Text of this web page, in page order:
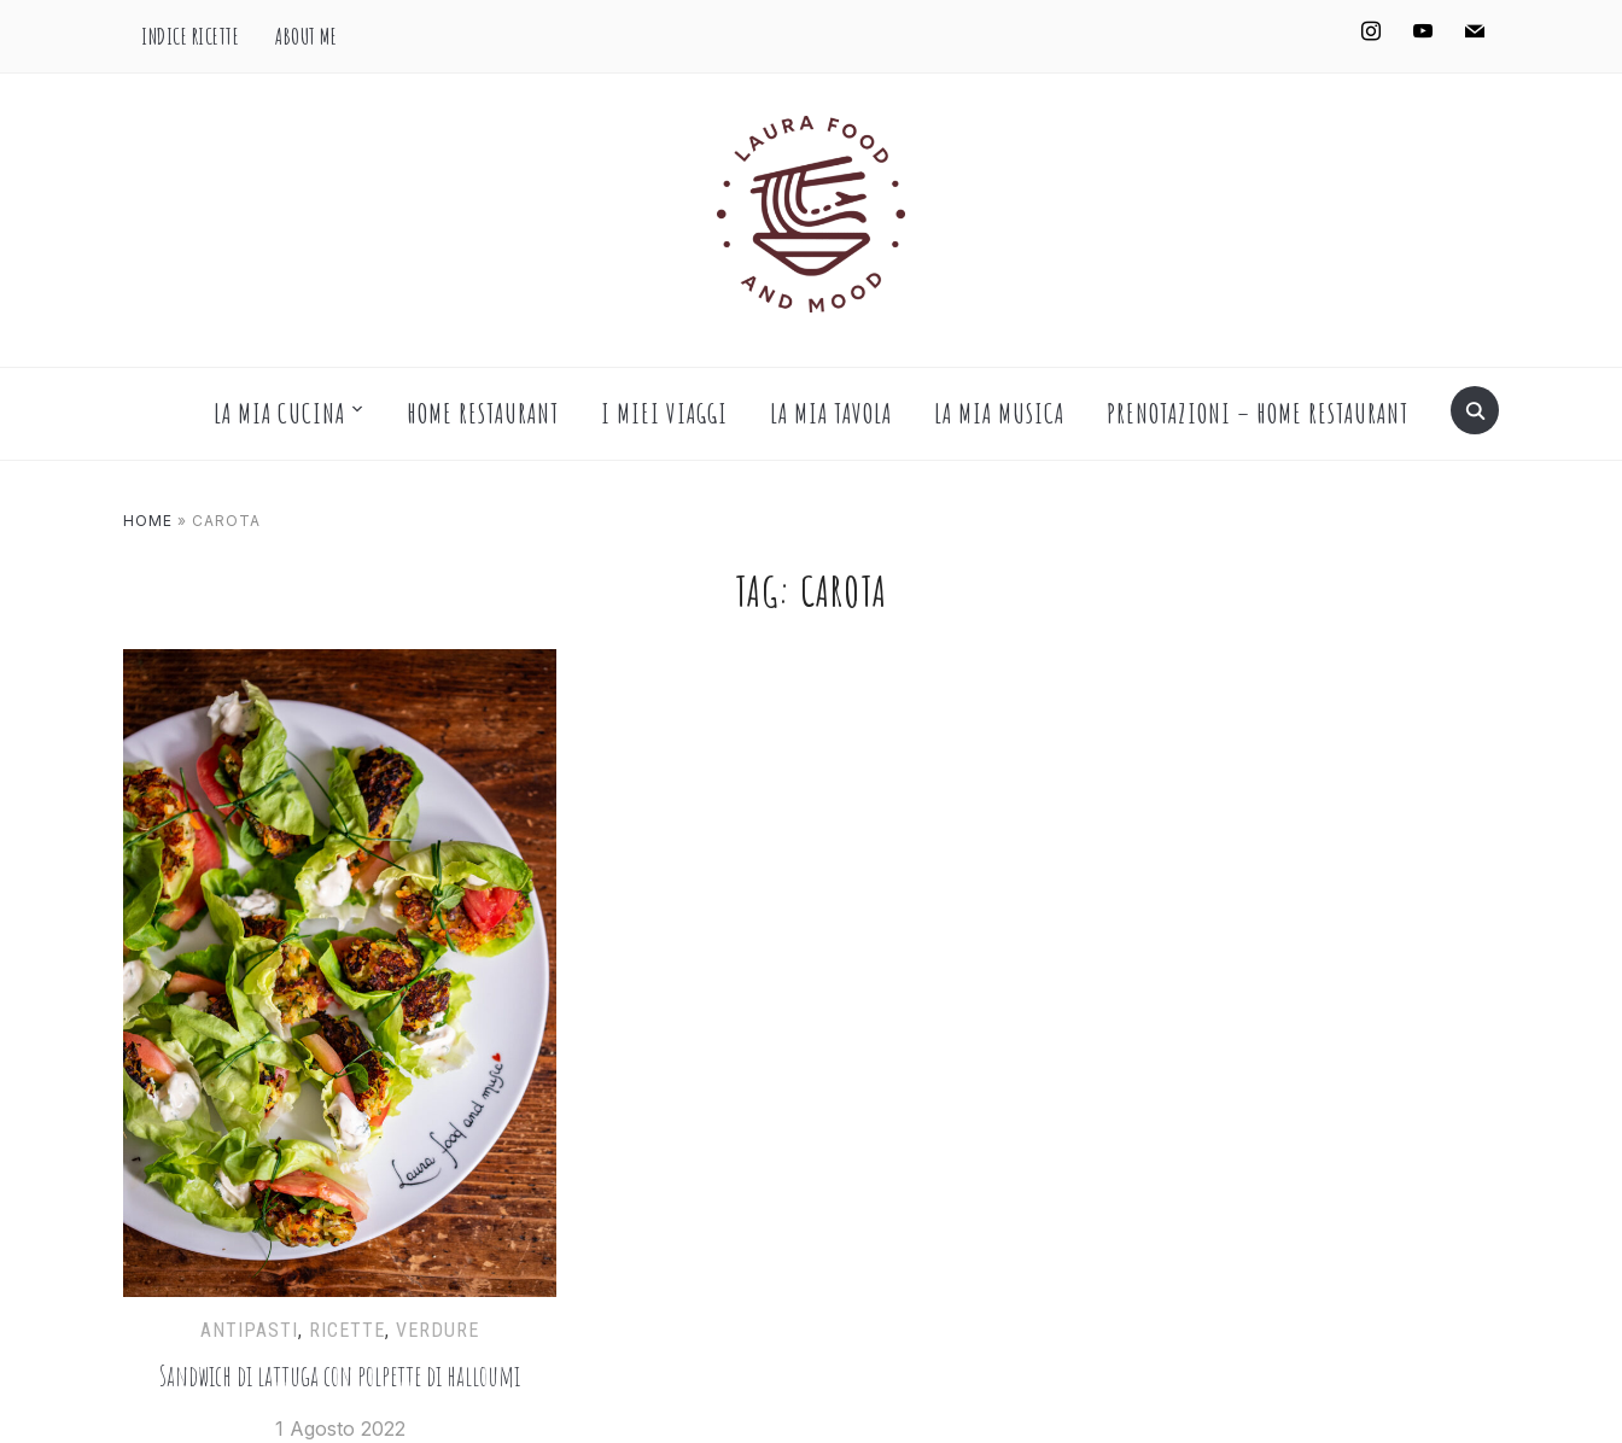
instagramyoutube mail
INDICE RICETTE ABOUT ME
LA MIA CUCINA HOME RESTAURANT I MIEI VIAGGI LA MIA TAVOLA LA MIA MUSICA PRENOTAZIONI – HOME RESTAURANT
HOME » CAROTA
TAG: CAROTA
ANTIPASTI, RICETTE,VERDURE
Sandwich di lattuga con polpette di halloumi
1 Agosto 2022